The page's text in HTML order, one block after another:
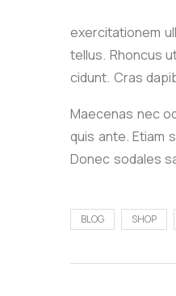
exercitationem
tellus. Rhoncus
cidunt. Cras
Maecenas nec
quis ante. Etiam
Donec sodales
BLOG SHOP